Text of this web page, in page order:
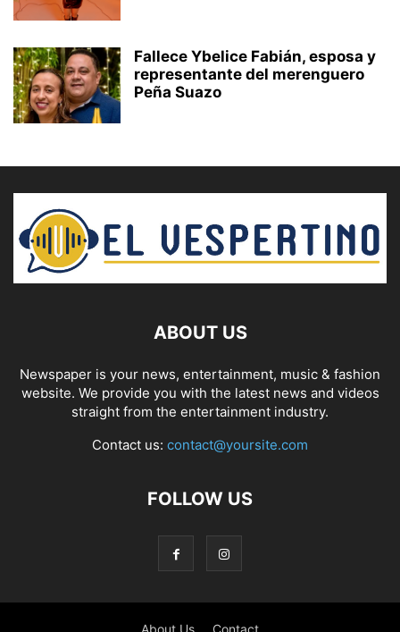
Fallece Ybelice Fabián, esposa y
representante del merenguero
Peña Suazo
ABOUT US
Newspaper is your news, entertainment, music & fashion
website. We provide you with the latest news and videos
straight from the entertainment industry.
Contact us: contact@yoursite.com
FOLLOW US
About Us Contact